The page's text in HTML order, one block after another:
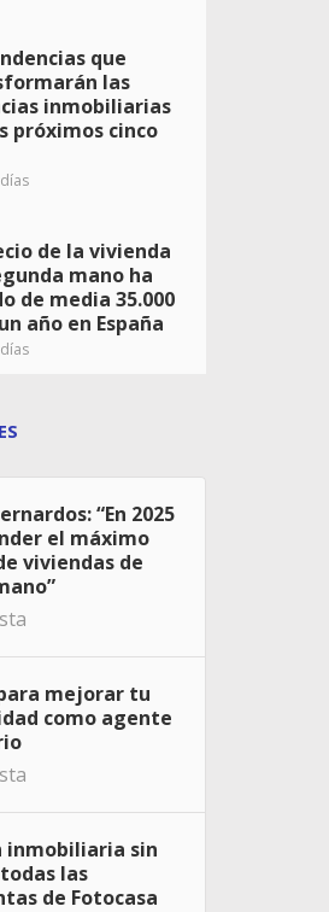
que
las
inmobiliarias
próximos cinco
de la vivienda
mano ha
de media 35.000
año en España
“En 2025
el máximo
viviendas de
mejorar tu
como agente
inmobiliaria sin
las
de Fotocasa